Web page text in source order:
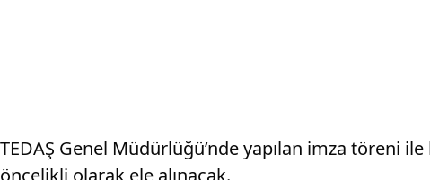
TEDAŞ Genel Müdürlüğü’nde yapılan imza töreni
öncelikli olarak ele alınacak.